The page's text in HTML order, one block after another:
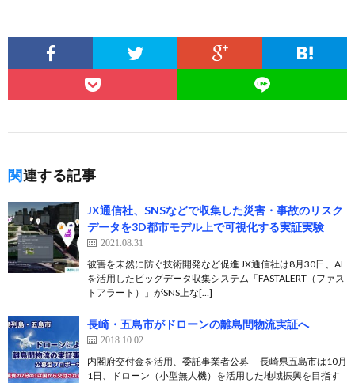
関連する記事
JX通信社、SNSなどで収集した災害・事故のリスク
データを3D都市モデル上で可視化する実証実験
2021.08.31
被害を未然に防ぐ技術開発など促進 JX通信社は8月30日、AI
を活用したビッグデータ収集システム「FASTALERT（ファス
トアラート）」がSNS上な[…]
長崎・五島市がドローンの離島間物流実証へ
2018.10.02
内閣府交付金を活用、委託事業者公募 長崎県五島市は10月
1日、ドローン（小型無人機）を活用した地域振興を目指す